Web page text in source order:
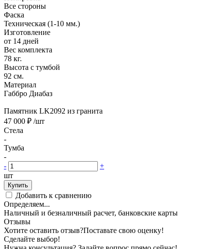
Все стороны
Фаска
Техническая (1-10 мм.)
Изготовление
от 14 дней
Вес комплекта
78 кг.
Высота с тумбой
92 см.
Материал
Габбро Диабаз
Памятник LK2092 из гранита
47 000 ₽ /шт
Стела
-
Тумба
-
-
+
шт
Купить
Добавить к сравнению
Определяем...
Наличный и безналичный расчет, банковские карты
Отзывы
Хотите оставить отзыв?Поставьте свою оценку!
Сделайте выбор!